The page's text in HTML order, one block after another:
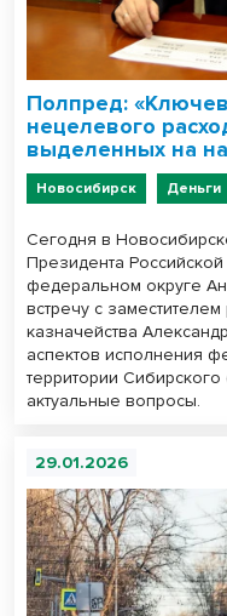
Полпред:
нецелевого
выделенных на
Новосибирск Деньги
Сегодня в
Президента
федеральном округе
встречу с
казначейства
аспектов исполнения
территории
актуальные вопросы.
29.01.2026